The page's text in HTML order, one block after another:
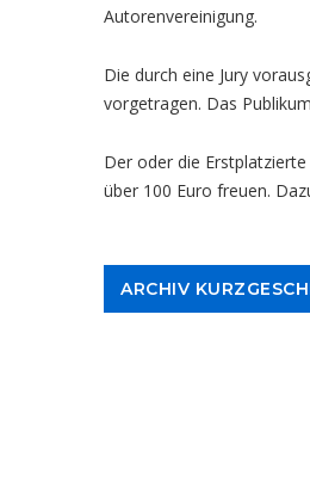
Autorenvereinigung.
Die durch eine Jury
vorgetragen. Das
Der oder die
über 100 Euro freuen.
ARCHIV